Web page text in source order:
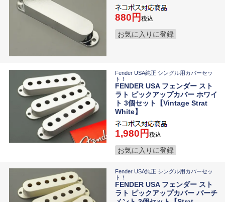
880 税込
お気に入りに登録
Fender USA純正 シングル用カバーセッ
ト！
FENDER USA フェンダー スト
ラト ピックアップカバー ホワイ
ト 3個セット【Vintage Strat
White】
1,980 税込
お気に入りに登録
Fender USA純正 シングル用カバーセッ
ト！
FENDER USA フェンダー スト
ラト ピックアップカバー パーチ